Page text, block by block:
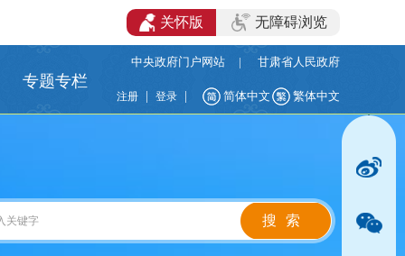
关怀版 无障碍浏览
专题专栏
中央政府门户网站 | 甘肃省人民政府
注册 登录 简体中文 繁体中文